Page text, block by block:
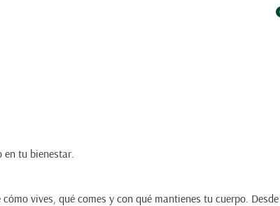
en tu bienestar.
vives, qué comes y con qué mantienes tu cuerpo. Desde